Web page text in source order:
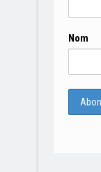
Nom